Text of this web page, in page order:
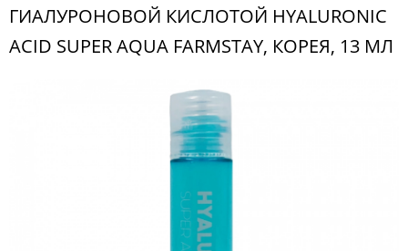
ГИАЛУРОНОВОЙ КИСЛОТОЙ HYALURONIC
ACID SUPER AQUA FARMSTAY, КОРЕЯ, 13 МЛ